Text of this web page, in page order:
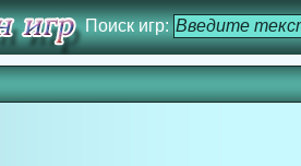
Поиск игр: